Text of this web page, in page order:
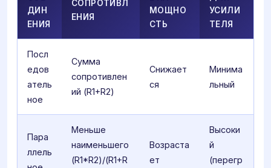
ДИН
ЕНИЯ
СОПРОТИВЛ
ЕНИЯ
МОЩНО
СТЬ
УСИЛИ
ТЕЛЯ
Посл
едов
атель
ное
Сумма
сопротивлен
ий (R1+R2)
Снижает
ся
Минима
льный
Пара
ллель
Меньше
наименьшего
(R1*R2)/(R1+R
Возраста
ет
Высоки
й
(перегр